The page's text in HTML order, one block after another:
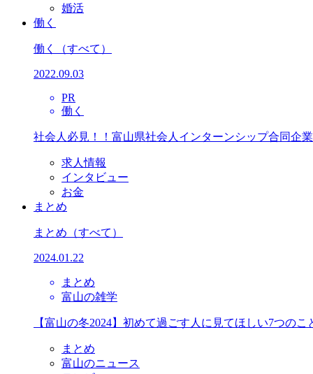
婚活
働く
働く （すべて）
2022.09.03
PR
働く
社会人必見！！富山県社会人インターンシップ合同企
求人情報
インタビュー
お金
まとめ
まとめ （すべて）
2024.01.22
まとめ
富山の雑学
【富山の冬2024】初めて過ごす人に見てほしい7つのこ
まとめ
富山のニュース